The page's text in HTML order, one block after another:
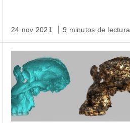
24 nov 2021 9 minutos de lectura